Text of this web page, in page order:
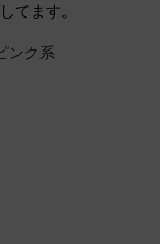
てます。
ンク系